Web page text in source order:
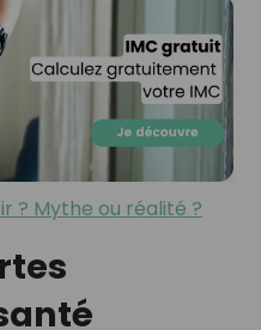
? Mythe ou réalité ?